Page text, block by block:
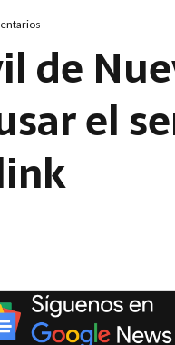
de
el